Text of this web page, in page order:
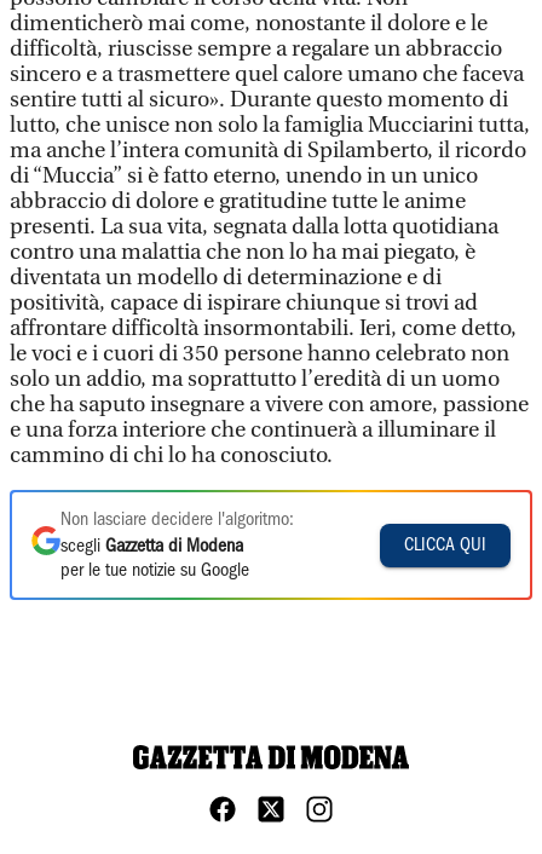
dimenticherò mai come, nonostante il dolore e le
difficoltà, riuscisse sempre a regalare un abbraccio
sincero e a trasmettere quel calore umano che faceva
sentire tutti al sicuro». Durante questo momento di
lutto, che unisce non solo la famiglia Mucciarini tutta,
ma anche l’intera comunità di Spilamberto, il ricordo
di “Muccia” si è fatto eterno, unendo in un unico
abbraccio di dolore e gratitudine tutte le anime
presenti. La sua vita, segnata dalla lotta quotidiana
contro una malattia che non lo ha mai piegato, è
diventata un modello di determinazione e di
positività, capace di ispirare chiunque si trovi ad
affrontare difficoltà insormontabili. Ieri, come detto,
le voci e i cuori di 350 persone hanno celebrato non
solo un addio, ma soprattutto l’eredità di un uomo
che ha saputo insegnare a vivere con amore, passione
e una forza interiore che continuerà a illuminare il
cammino di chi lo ha conosciuto.
Non lasciare decidere l'algoritmo:
scegli Gazzetta di Modena
per le tue notizie su Google
CLICCA QUI